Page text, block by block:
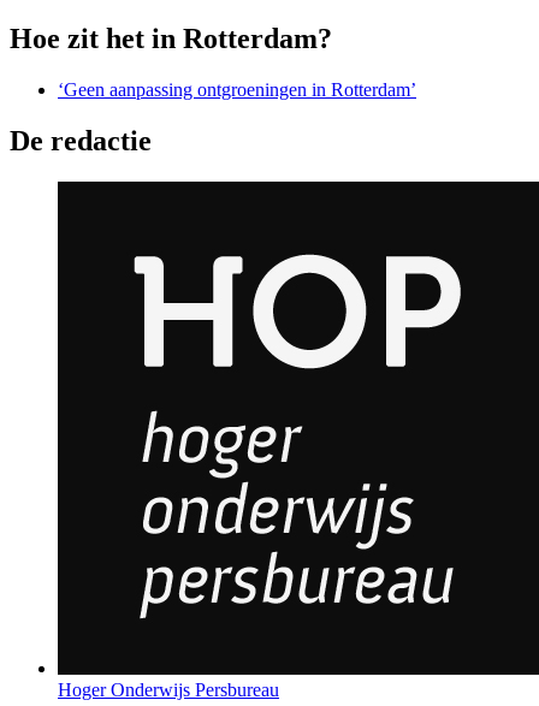
Hoe zit het in Rotterdam?
‘Geen aanpassing ontgroeningen in Rotterdam’
De redactie
Hoger Onderwijs Persbureau